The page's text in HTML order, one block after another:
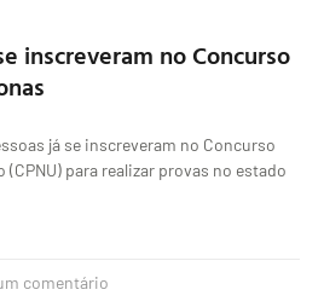
inscreveram no Concurso
já se inscreveram no Concurso
para realizar provas no estado
comentário